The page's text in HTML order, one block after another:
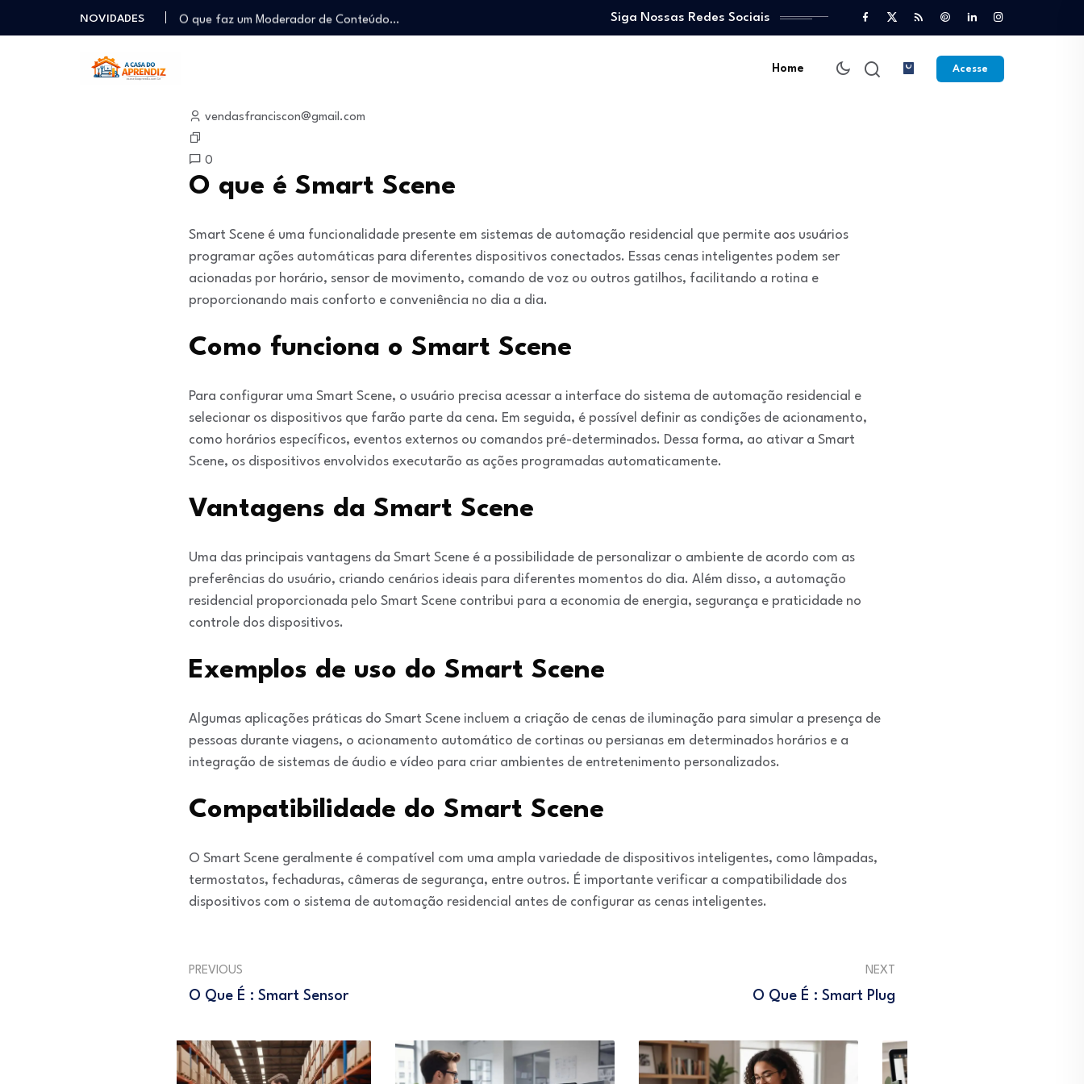
NOVIDADES
O que faz um Moderador de Conteúdo…
Como ser um Afiliado de Sucesso trabalhando…
O que faz um Moderador de Conteúdo…
Como ser um Afiliado de Sucesso trabalhando…
Como dar Aulas Particulares Online e viver…
Siga Nossas Redes Sociais
Home Acesse
vendasfranciscon@gmail.com
0
O que é Smart Scene
Smart Scene é uma funcionalidade presente em sistemas de automação residencial que permite aos usuários
programar ações automáticas para diferentes dispositivos conectados. Essas cenas inteligentes podem ser
acionadas por horário, sensor de movimento, comando de voz ou outros gatilhos, facilitando a rotina e
proporcionando mais conforto e conveniência no dia a dia.
Como funciona o Smart Scene
Para configurar uma Smart Scene, o usuário precisa acessar a interface do sistema de automação residencial e
selecionar os dispositivos que farão parte da cena. Em seguida, é possível definir as condições de acionamento,
como horários específicos, eventos externos ou comandos pré-determinados. Dessa forma, ao ativar a Smart
Scene, os dispositivos envolvidos executarão as ações programadas automaticamente.
Vantagens da Smart Scene
Uma das principais vantagens da Smart Scene é a possibilidade de personalizar o ambiente de acordo com as
preferências do usuário, criando cenários ideais para diferentes momentos do dia. Além disso, a automação
residencial proporcionada pelo Smart Scene contribui para a economia de energia, segurança e praticidade no
controle dos dispositivos.
Exemplos de uso do Smart Scene
Algumas aplicações práticas do Smart Scene incluem a criação de cenas de iluminação para simular a presença de
pessoas durante viagens, o acionamento automático de cortinas ou persianas em determinados horários e a
integração de sistemas de áudio e vídeo para criar ambientes de entretenimento personalizados.
Compatibilidade do Smart Scene
O Smart Scene geralmente é compatível com uma ampla variedade de dispositivos inteligentes, como lâmpadas,
termostatos, fechaduras, câmeras de segurança, entre outros. É importante verificar a compatibilidade dos
dispositivos com o sistema de automação residencial antes de configurar as cenas inteligentes.
PREVIOUS
O Que É : Smart Sensor
NEXT
O Que É : Smart Plug